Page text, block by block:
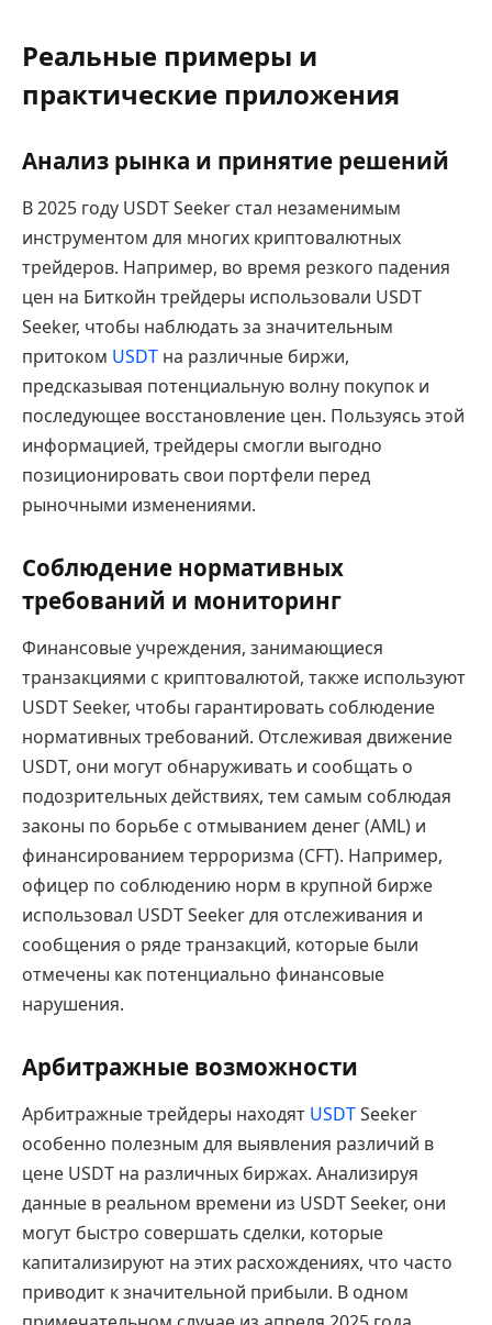
Реальные примеры и
практические приложения
Анализ рынка и принятие решений
В 2025 году USDT Seeker стал незаменимым
инструментом для многих криптовалютных
трейдеров. Например, во время резкого падения
цен на Биткойн трейдеры использовали USDT
Seeker, чтобы наблюдать за значительным
притоком USDT на различные биржи,
предсказывая потенциальную волну покупок и
последующее восстановление цен. Пользуясь этой
информацией, трейдеры смогли выгодно
позиционировать свои портфели перед
рыночными изменениями.
Соблюдение нормативных
требований и мониторинг
Финансовые учреждения, занимающиеся
транзакциями с криптовалютой, также используют
USDT Seeker, чтобы гарантировать соблюдение
нормативных требований. Отслеживая движение
USDT, они могут обнаруживать и сообщать о
подозрительных действиях, тем самым соблюдая
законы по борьбе с отмыванием денег (AML) и
финансированием терроризма (CFT). Например,
офицер по соблюдению норм в крупной бирже
использовал USDT Seeker для отслеживания и
сообщения о ряде транзакций, которые были
отмечены как потенциально финансовые
нарушения.
Арбитражные возможности
Арбитражные трейдеры находят USDTSeeker
особенно полезным для выявления различий в
цене USDT на различных биржах. Анализируя
данные в реальном времени из USDT Seeker, они
могут быстро совершать сделки, которые
капитализируют на этих расхождениях, что часто
приводит к значительной прибыли. В одном